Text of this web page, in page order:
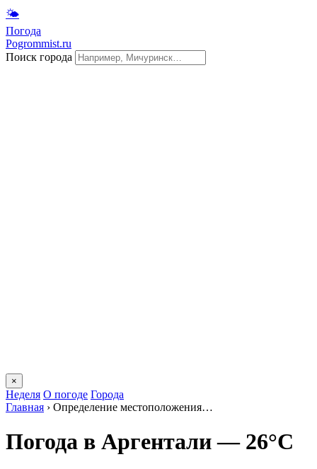
🌤
Погода
Pogrommist.ru
Поиск города
×
Неделя О погоде Города
Главная › Определение местоположения…
Погода в Аргентали — 26°C